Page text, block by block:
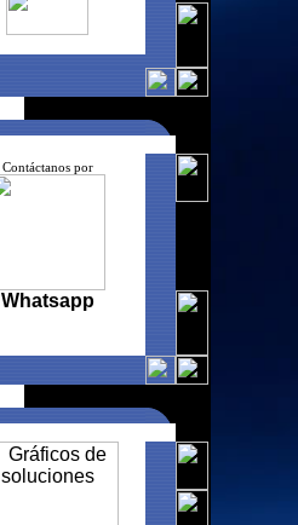
Contáctanos por
Whatsapp